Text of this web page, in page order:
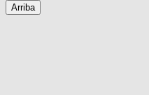
Arriba